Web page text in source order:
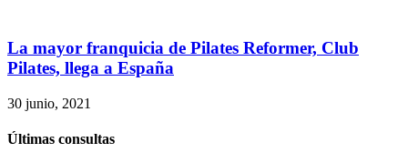
La mayor franquicia de Pilates Reformer, Club
Pilates, llega a España
30 junio, 2021
Últimas consultas